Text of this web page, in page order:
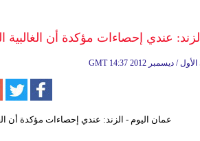
الزند: عندي إحصاءات مؤكدة أن
GMT